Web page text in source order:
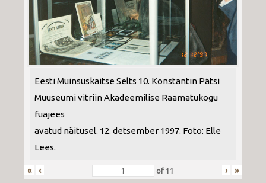
Eesti Muinsuskaitse Selts 10. Konstantin Pätsi
Muuseumi vitriin Akadeemilise Raamatukogu
fuajees
avatud näitusel. 12. detsember 1997. Foto: Elle
Lees.
« ‹ of11 › »